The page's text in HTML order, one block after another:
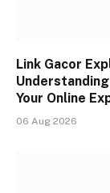
Link Gacor
Your Online
06 Aug 2026